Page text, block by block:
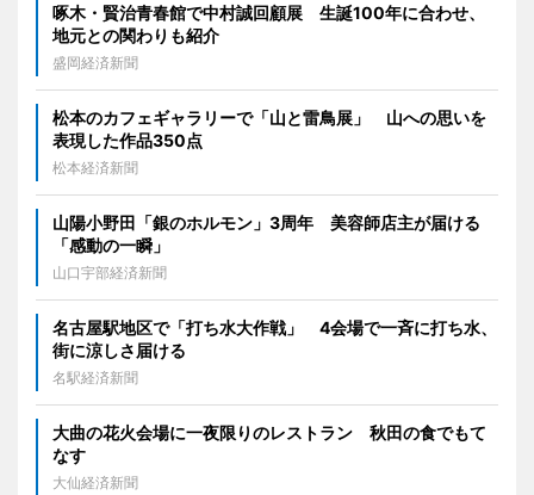
啄木・賢治青春館で中村誠回顧展 生誕100年に合わせ、
地元との関わりも紹介
盛岡経済新聞
松本のカフェギャラリーで「山と雷鳥展」 山への思いを
表現した作品350点
松本経済新聞
山陽小野田「銀のホルモン」3周年 美容師店主が届ける
「感動の一瞬」
山口宇部経済新聞
名古屋駅地区で「打ち水大作戦」 4会場で一斉に打ち水、
街に涼しさ届ける
名駅経済新聞
大曲の花火会場に一夜限りのレストラン 秋田の食でもて
なす
大仙経済新聞